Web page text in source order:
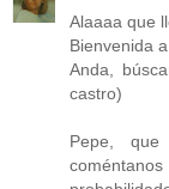
Alaaaa que
Bienvenida
Anda,
castro)
Pepe,